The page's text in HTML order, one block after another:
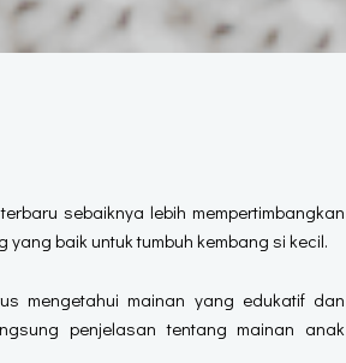
sebaiknya lebih mempertimbangkan
baik untuk tumbuh kembang si kecil.
mengetahui mainan yang edukatif dan
penjelasan tentang mainan anak